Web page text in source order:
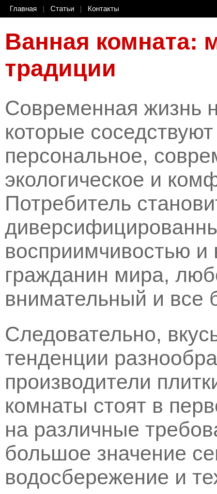
Главная Статьи Контакты
Ванная комната:
традиции
Современная жизнь
которые
персональное,
экологическое и
Потребитель
восприимчивостью
гражданин мира,
внимательный и все
Следовательно,
тенденции
производители
комнаты стоят в
на различные
большое значение
водосбережение и